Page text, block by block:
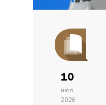
10
июл
2026